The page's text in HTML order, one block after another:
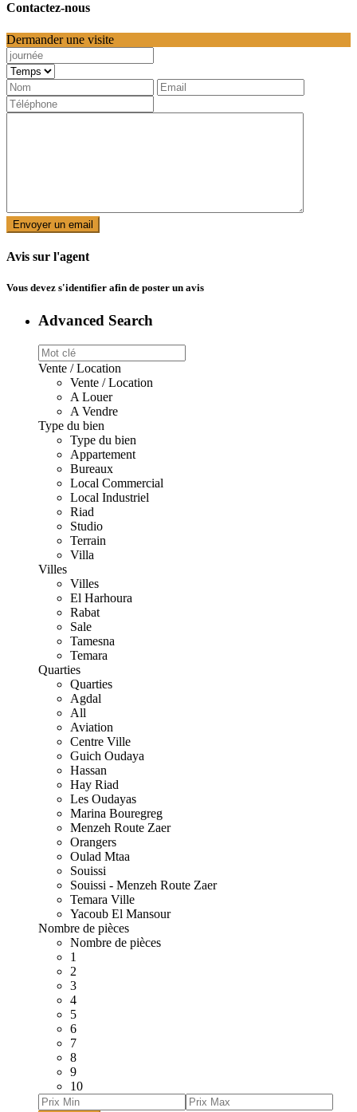
Contactez-nous
Dermander une visite
Avis sur l'agent
Vous devez s'identifier afin de poster un avis
Advanced Search
Vente / Location
Vente / Location
A Louer
A Vendre
Type du bien
Type du bien
Appartement
Bureaux
Local Commercial
Local Industriel
Riad
Studio
Terrain
Villa
Villes
Villes
El Harhoura
Rabat
Sale
Tamesna
Temara
Quarties
Quarties
Agdal
All
Aviation
Centre Ville
Guich Oudaya
Hassan
Hay Riad
Les Oudayas
Marina Bouregreg
Menzeh Route Zaer
Orangers
Oulad Mtaa
Souissi
Souissi - Menzeh Route Zaer
Temara Ville
Yacoub El Mansour
Nombre de pièces
Nombre de pièces
1
2
3
4
5
6
7
8
9
10